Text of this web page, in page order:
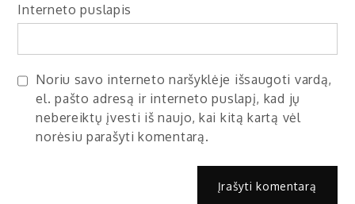
Interneto puslapis
Noriu savo interneto naršyklėje išsaugoti vardą,
el. pašto adresą ir interneto puslapį, kad jų
nebereiktų įvesti iš naujo, kai kitą kartą vėl
norėsiu parašyti komentarą.